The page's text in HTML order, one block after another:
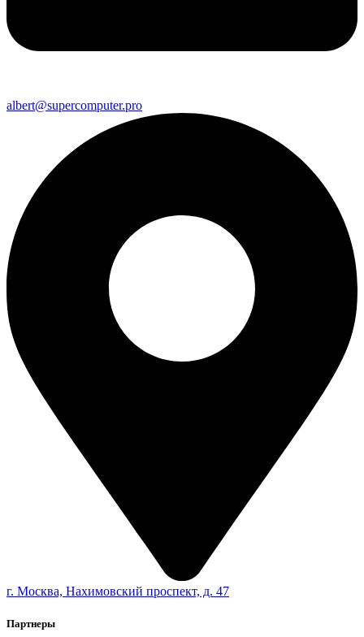
albert@supercomputer.pro
г. Москва, Нахимовский проспект, д. 47
Партнеры